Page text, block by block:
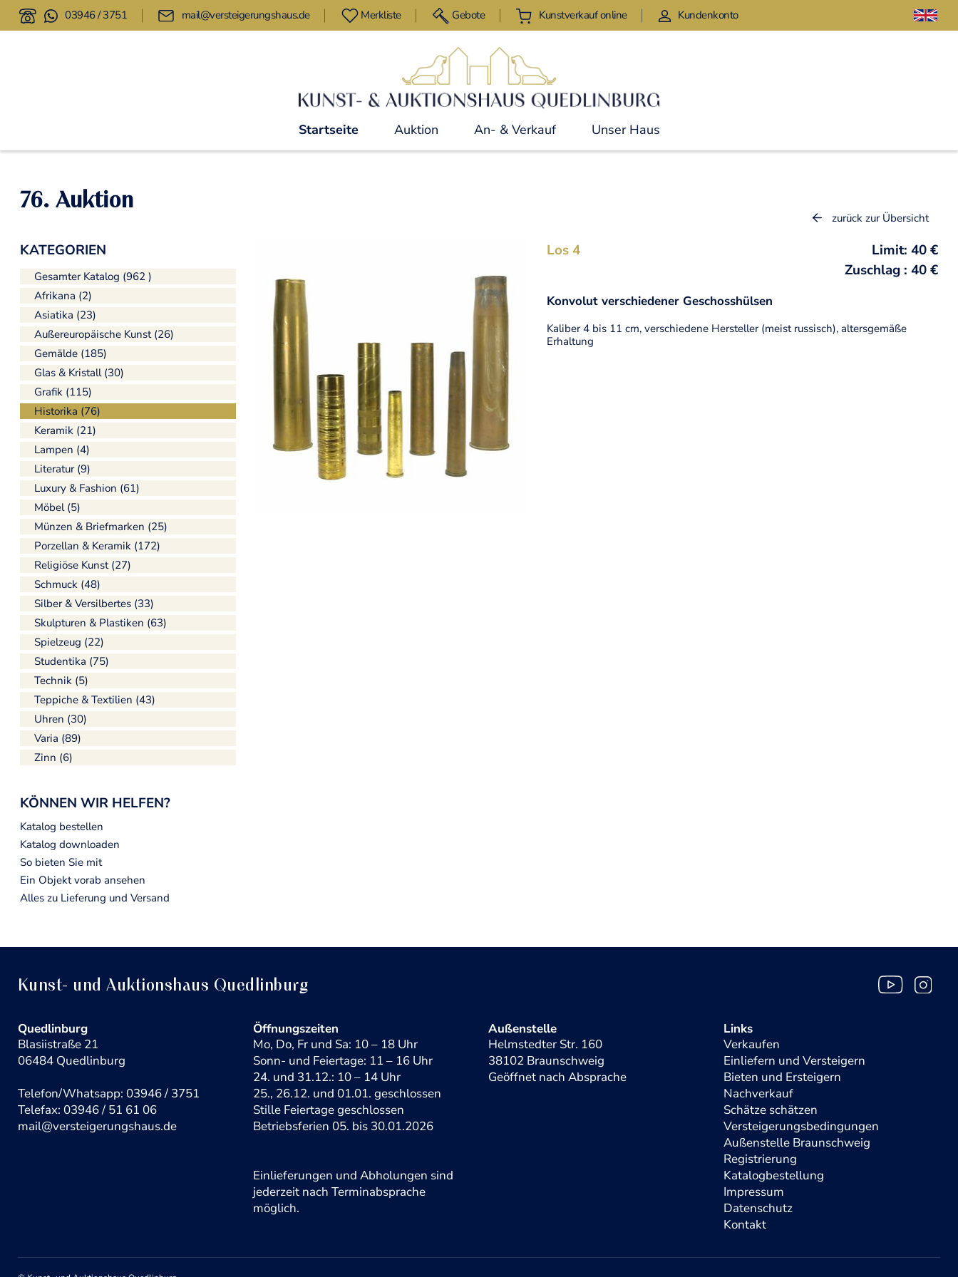
03946 / 3751 mail@versteigerungshaus.de Merkliste Gebote Kunstverkauf online Kundenkonto
Startseite Auktion An- & Verkauf Unser Haus
76. Auktion
KATEGORIEN
Gesamter Katalog (962 )
Afrikana (2)
Asiatika (23)
Außereuropäische Kunst (26)
Gemälde (185)
Glas & Kristall (30)
Grafik (115)
Historika (76)
Keramik (21)
Lampen (4)
Literatur (9)
Luxury & Fashion (61)
Möbel (5)
Münzen & Briefmarken (25)
Porzellan & Keramik (172)
Religiöse Kunst (27)
Schmuck (48)
Silber & Versilbertes (33)
Skulpturen & Plastiken (63)
Spielzeug (22)
Studentika (75)
Technik (5)
Teppiche & Textilien (43)
Uhren (30)
Varia (89)
Zinn (6)
KÖNNEN WIR HELFEN?
Katalog bestellen
Katalog downloaden
So bieten Sie mit
Ein Objekt vorab ansehen
Alles zu Lieferung und Versand
zurück zur Übersicht
Los 4
Limit: 40 €
Zuschlag : 40 €
Konvolut verschiedener Geschosshülsen
Kaliber 4 bis 11 cm, verschiedene Hersteller (meist russisch), altersgemäße
Erhaltung
Kunst- und Auktionshaus Quedlinburg
Quedlinburg
Blasiistraße 21
06484 Quedlinburg
Telefon/Whatsapp: 03946 / 3751
Telefax: 03946 / 51 61 06
mail@versteigerungshaus.de
Öffnungszeiten
Mo, Do, Fr und Sa: 10 – 18 Uhr
Sonn- und Feiertage: 11 – 16 Uhr
24. und 31.12.: 10 – 14 Uhr
25., 26.12. und 01.01. geschlossen
Stille Feiertage geschlossen
Betriebsferien 05. bis 30.01.2026
Einlieferungen und Abholungen sind
jederzeit nach Terminabsprache
möglich.
Außenstelle
Helmstedter Str. 160
38102 Braunschweig
Geöffnet nach Absprache
Links
Verkaufen
Einliefern und Versteigern
Bieten und Ersteigern
Nachverkauf
Schätze schätzen
Versteigerungsbedingungen
Außenstelle Braunschweig
Registrierung
Katalogbestellung
Impressum
Datenschutz
Kontakt